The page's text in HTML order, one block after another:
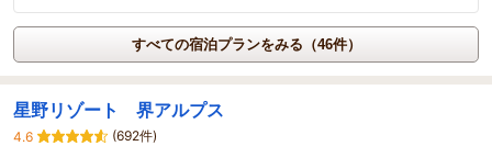
すべての宿泊プランをみる（46件）
星野リゾート 界アルプス
4.6
(692件)